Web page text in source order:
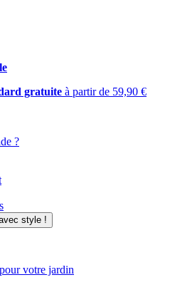
gratuite à partir de 59,90 €
?
votre jardin